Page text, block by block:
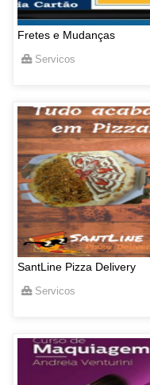
Fretes e Mudanças
Servicos
SantLine Pizza Delivery
Servicos